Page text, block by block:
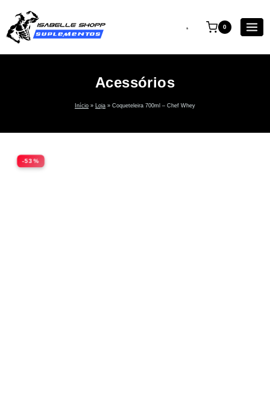
0
Acessórios
Início » Loja » Coqueteleira 700ml – Chef Whey
-53%